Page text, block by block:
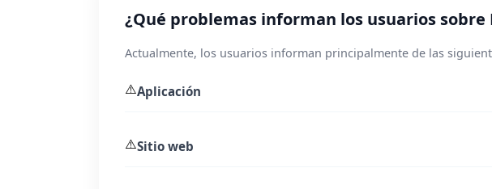
¿Qué problemas informan los usuarios sobre
Actualmente, los usuarios informan principalmente de las
⚠️Aplicación
⚠️Sitio web